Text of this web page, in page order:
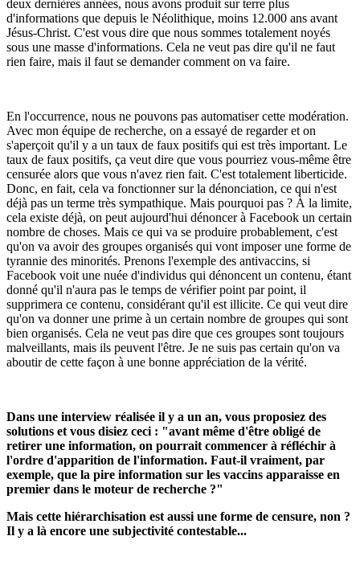
deux dernières années, nous avons produit sur terre plus
d'informations que depuis le Néolithique, moins 12.000 ans avant
Jésus-Christ. C'est vous dire que nous sommes totalement noyés
sous une masse d'informations. Cela ne veut pas dire qu'il ne faut
rien faire, mais il faut se demander comment on va faire.
En l'occurrence, nous ne pouvons pas automatiser cette modération.
Avec mon équipe de recherche, on a essayé de regarder et on
s'aperçoit qu'il y a un taux de faux positifs qui est très important. Le
taux de faux positifs, ça veut dire que vous pourriez vous-même être
censurée alors que vous n'avez rien fait. C'est totalement liberticide.
Donc, en fait, cela va fonctionner sur la dénonciation, ce qui n'est
déjà pas un terme très sympathique. Mais pourquoi pas ? À la limite,
cela existe déjà, on peut aujourd'hui dénoncer à Facebook un certain
nombre de choses. Mais ce qui va se produire probablement, c'est
qu'on va avoir des groupes organisés qui vont imposer une forme de
tyrannie des minorités. Prenons l'exemple des antivaccins, si
Facebook voit une nuée d'individus qui dénoncent un contenu, étant
donné qu'il n'aura pas le temps de vérifier point par point, il
supprimera ce contenu, considérant qu'il est illicite. Ce qui veut dire
qu'on va donner une prime à un certain nombre de groupes qui sont
bien organisés. Cela ne veut pas dire que ces groupes sont toujours
malveillants, mais ils peuvent l'être. Je ne suis pas certain qu'on va
aboutir de cette façon à une bonne appréciation de la vérité.
Dans une interview réalisée il y a un an, vous proposiez des
solutions et vous disiez ceci : "avant même d'être obligé de
retirer une information, on pourrait commencer à réfléchir à
l'ordre d'apparition de l'information. Faut-il vraiment, par
exemple, que la pire information sur les vaccins apparaisse en
premier dans le moteur de recherche ?"
Mais cette hiérarchisation est aussi une forme de censure, non ?
Il y a là encore une subjectivité contestable...